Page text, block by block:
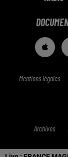
Mentions légales
Archives